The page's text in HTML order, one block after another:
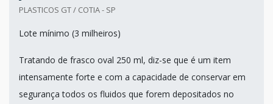
PLASTICOS GT / COTIA - SP
Lote mínimo (3 milheiros)
Tratando de frasco oval 250 ml, diz-se que é um item
intensamente forte e com a capacidade de conservar em
segurança todos os fluidos que forem depositados no